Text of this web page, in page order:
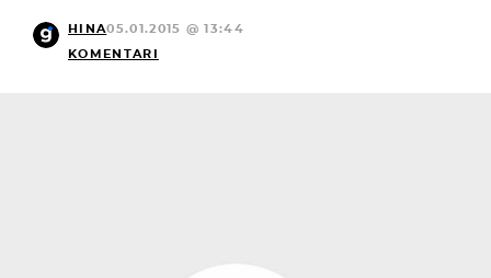
HINA05.01.2015 @ 13:44
KOMENTARI